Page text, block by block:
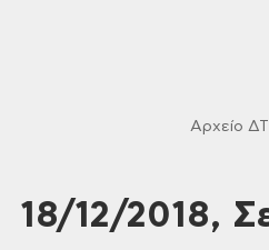
Αρχείο
18/12/2018,